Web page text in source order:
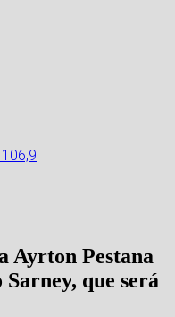
Ayrton Pestana
que será